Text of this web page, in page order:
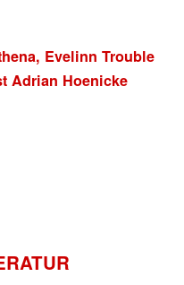
Evelinn Trouble
Adrian Hoenicke